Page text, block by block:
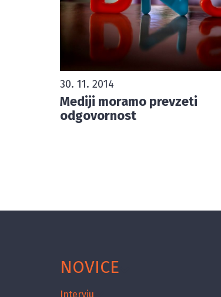
30. 11. 2014
Mediji moramo prevzeti
odgovornost
NOVICE
Intervju